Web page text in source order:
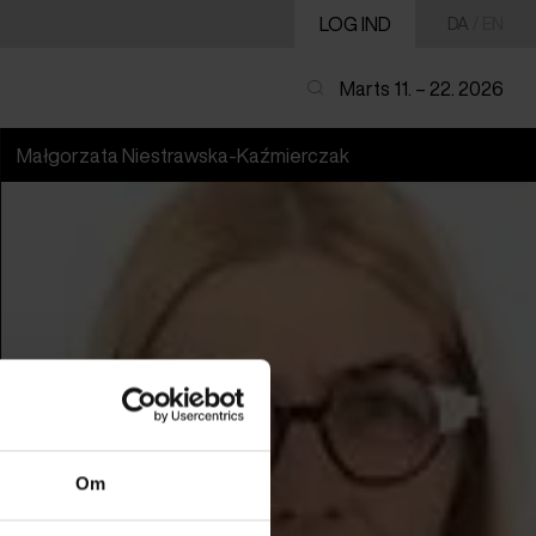
Om
LOG IND DA
Marts 11. – 22. 2026
Małgorzata Niestrawska-Kaźmierczak